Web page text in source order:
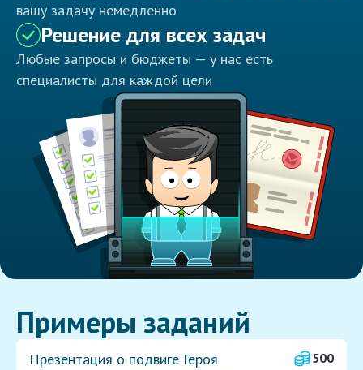
вашу задачу немедленно
Решение для всех задач
Любые запросы и бюджеты — у нас есть
специалисты для каждой цели
Примеры заданий
Презентация о подвиге Героя
500